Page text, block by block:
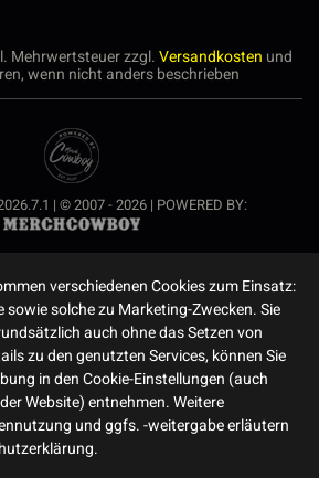
Mehrwertsteuer zzgl.Versandkosten und
wenn nicht anders beschrieben
| © 2007 - 2026 | POWERED BY:
verschiedenen Cookies zum Einsatz:
solche zu Marketing-Zwecken. Sie
auch ohne das Setzen von
zu den genutzten Services, können Sie
in den Cookie-Einstellungen (auch
Website) entnehmen. Weitere
und ggfs. -weitergabe erläutern